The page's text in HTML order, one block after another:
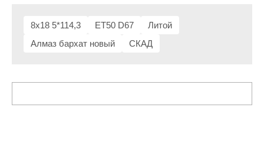
8x18 5*114,3 ET50 D67
Литой
Алмаз бархат новый
СКАД